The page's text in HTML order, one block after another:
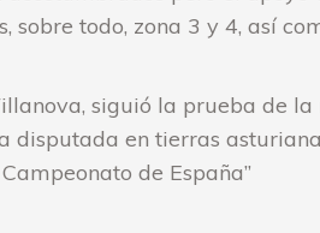
sobre todo, zona 3 y 4, así
siguió la prueba de
en tierras
de España”